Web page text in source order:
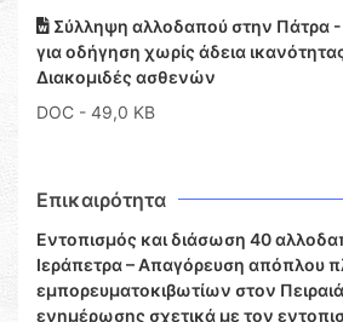
Σύλληψη αλλοδαπού στην Πάτρα
για οδήγηση χωρίς άδεια
Διακομιδές ασθενών
DOC - 49,0 KB
Επικαιρότητα
Εντοπισμός και διάσωση 40
Ιεράπετρα – Απαγόρευση απόπλου
εμπορευματοκιβωτίων στον
ενημέρωσης σχετικά με τον